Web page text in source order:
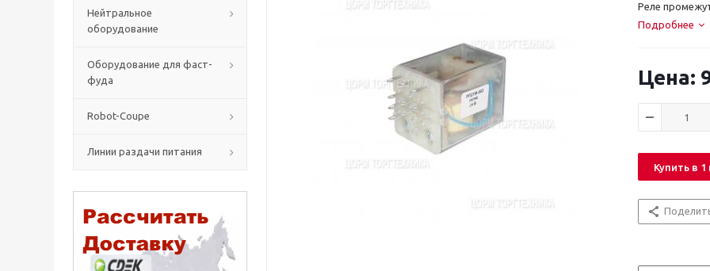
Нейтральное
оборудование
Оборудование для фаст-
фуда
Robot-Coupe
Линии раздачи питания
Реле
Подробнее
Купить в 1